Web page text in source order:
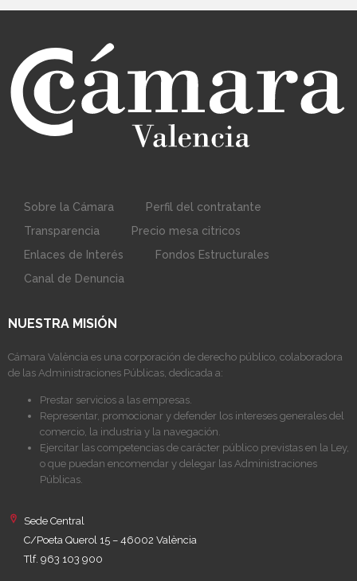
Sobre la Cámara
Perfil del contratante
Transparencia
Precio mesa citricos
Enlaces de Interés
Fondos Estructurales
Canal de Denuncia
NUESTRA MISIÓN
Cámara València es una corporación de derecho público, colaboradora
de las Administraciones Públicas, dedicada a:
Prestar servicios a las empresas.
Representar, promocionar y defender los intereses generales del
comercio, la industria y la navegación.
Ejercitar las competencias de carácter público previstas en la Ley,
o que puedan encomendar y delegar las Administraciones
Públicas.
Sede Central
C/Poeta Querol 15 – 46002 València
Tlf. 963 103 900